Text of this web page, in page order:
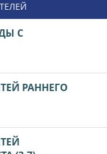
к
С
РАННЕГО